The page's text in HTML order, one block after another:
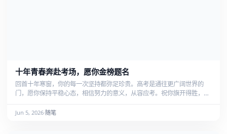
十年青春奔赴考场，愿你金榜题名
回首十年寒窗，你的每一次坚持都弥足珍贵。高考是通往更广阔世界的
门，愿你保持平稳心态，相信努力的意义，从容应考。祝你旗开得胜，金
Jun 5, 2026· 随笔